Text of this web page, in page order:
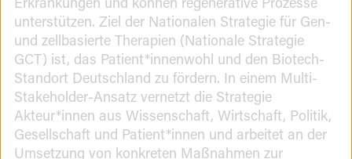
unterstützen. Ziel der Nationalen Strategie für Gen-
und zellbasierte Therapien (Nationale Strategie
GCT) ist, das Patient*innenwohl und den Biotech-
Standort Deutschland zu fördern. In einem Multi-
Stakeholder-Ansatz vernetzt die Strategie
Akteur*innen aus Wissenschaft, Wirtschaft, Politik,
Gesellschaft und Patient*innen und arbeitet an der
Umsetzung von konkreten Maßnahmen zur